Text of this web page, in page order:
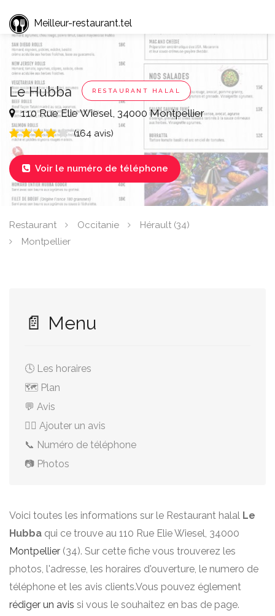
Meilleur-restaurant.tel
Le Hubba RESTAURANT HALAL
110 Rue Elie Wiesel, 34000 Montpellier
(164 avis)
 Voir le numéro de téléphone
Restaurant Occitanie
Hérault (34)
Montpellier
📄 Menu
🕓 Les horaires
🗺️ Plan
💬 Avis
✍🏻 Ajouter un avis
📞 Numéro de téléphone
📷 Photos
Voici toutes les informations sur le Restaurant halal Le
Hubba qui ce trouve au 110 Rue Elie Wiesel, 34000
Montpellier (34). Sur cette fiche vous trouverez les
photos, l'adresse, les horaires d'ouverture, le numero de
téléphone et les avis clients.Vous pouvez églement
rédiger un avis si vous le souhaitez en bas de page.